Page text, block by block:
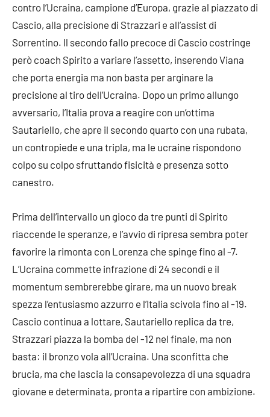
contro l’Ucraina, campione d’Europa, grazie al piazzato di
Cascio, alla precisione di Strazzari e all’assist di
Sorrentino. Il secondo fallo precoce di Cascio costringe
però coach Spirito a variare l’assetto, inserendo Viana
che porta energia ma non basta per arginare la
precisione al tiro dell’Ucraina. Dopo un primo allungo
avversario, l’Italia prova a reagire con un’ottima
Sautariello, che apre il secondo quarto con una rubata,
un contropiede e una tripla, ma le ucraine rispondono
colpo su colpo sfruttando fisicità e presenza sotto
canestro.
Prima dell’intervallo un gioco da tre punti di Spirito
riaccende le speranze, e l’avvio di ripresa sembra poter
favorire la rimonta con Lorenza che spinge fino al -7.
L’Ucraina commette infrazione di 24 secondi e il
momentum sembrerebbe girare, ma un nuovo break
spezza l’entusiasmo azzurro e l’Italia scivola fino al -19.
Cascio continua a lottare, Sautariello replica da tre,
Strazzari piazza la bomba del -12 nel finale, ma non
basta: il bronzo vola all’Ucraina. Una sconfitta che
brucia, ma che lascia la consapevolezza di una squadra
giovane e determinata, pronta a ripartire con ambizione.